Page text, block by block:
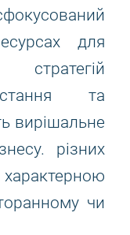
для
та
вирішальне
різних
чи